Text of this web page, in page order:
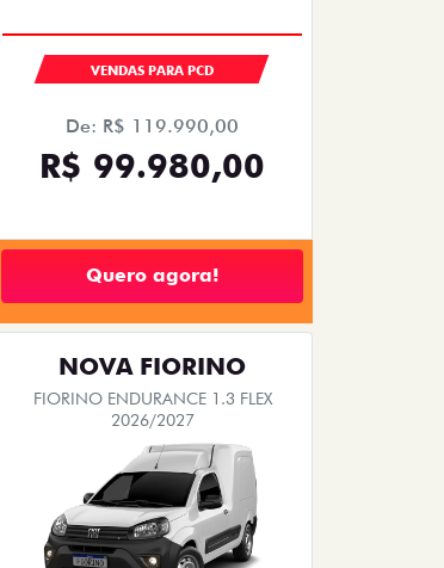
VENDAS PARA PCD
De: R$ 119.990,00
R$ 99.980,00
Quero agora!
NOVA FIORINO
FIORINO ENDURANCE 1.3 FLEX
2026/2027